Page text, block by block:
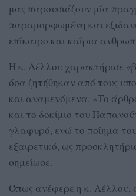
μας παρουσιάζουν μία
παραμορφωμένη και
επίκαιρο και καίρια
Η κ. Λέλλου χαρακτήρισε
όσα ζητήθηκαν από τους
και αναμενόμενα. «Το
και το δοκίμιο του
γλαφυρό, ενώ το ποίημα του
εξαιρετικό, ως
σημείωσε.
Όπως ανέφερε η κ. Λέλλου,